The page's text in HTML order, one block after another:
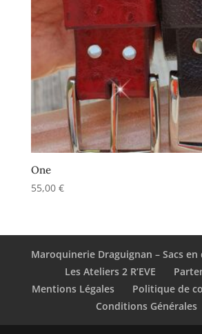
One
55,00 €
Maroquinerie Draguignan – Sacs en
Les Ateliers 2 R’EVE
Mentions Légales
Politique de
Conditions Générales